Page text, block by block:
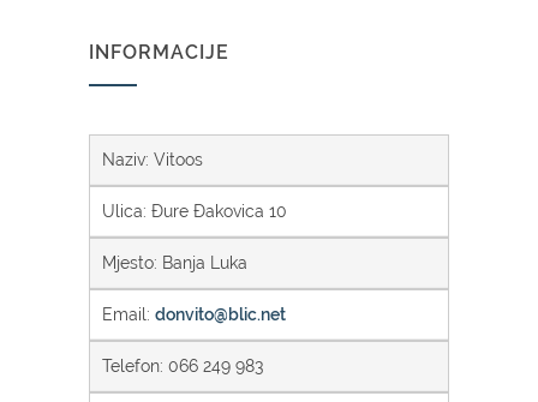
INFORMACIJE
Naziv: Vitoos
Ulica: Đure Đakovica 10
Mjesto: Banja Luka
Email: donvito@blic.net
Telefon: 066 249 983